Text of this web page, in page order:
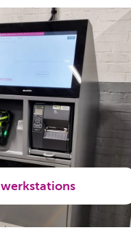
werkstations